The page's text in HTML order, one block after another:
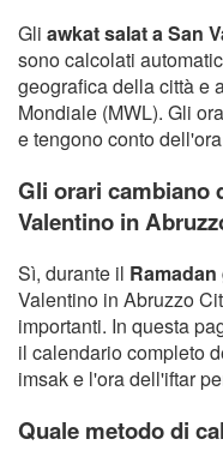
Gli awkat salat a San
sono calcolati
geografica della città e
Mondiale (MWL). Gli
e tengono conto
Gli orari cambiano
Valentino in
Sì, durante il Ramadan
Valentino in Abruzzo
importanti. In questa
il calendario completo
imsak e l'ora dell'iftar
Quale metodo di